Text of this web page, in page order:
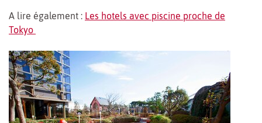
A lire également : Les hotels avec piscine proche de
Tokyo